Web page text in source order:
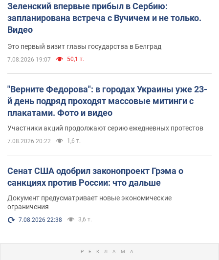
Зеленский впервые прибыл в Сербию:
запланирована встреча с Вучичем и не только.
Видео
Это первый визит главы государства в Белград
7.08.2026 19:07 50,1 т.
"Верните Федорова": в городах Украины уже 23-
й день подряд проходят массовые митинги с
плакатами. Фото и видео
Участники акций продолжают серию ежедневных протестов
7.08.2026 20:22 1,6 т.
Сенат США одобрил законопроект Грэма о
санкциях против России: что дальше
Документ предусматривает новые экономические
ограничения
7.08.2026 22:38 3,6 т.